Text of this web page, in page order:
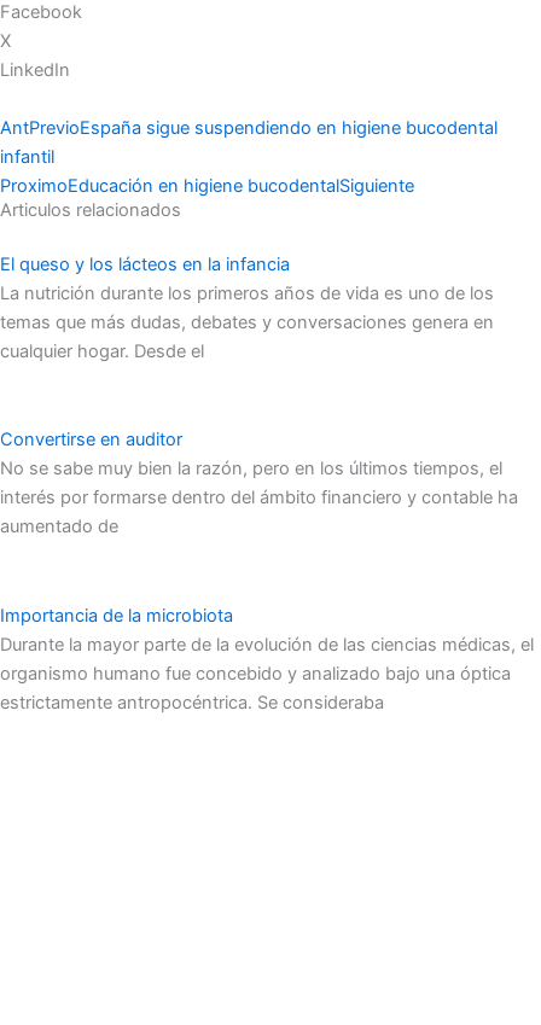
Facebook
X
LinkedIn
AntPrevioEspaña sigue suspendiendo en higiene bucodental
infantil
ProximoEducación en higiene bucodentalSiguiente
Articulos relacionados
El queso y los lácteos en la infancia
La nutrición durante los primeros años de vida es uno de los
temas que más dudas, debates y conversaciones genera en
cualquier hogar. Desde el
Convertirse en auditor
No se sabe muy bien la razón, pero en los últimos tiempos, el
interés por formarse dentro del ámbito financiero y contable ha
aumentado de
Importancia de la microbiota
Durante la mayor parte de la evolución de las ciencias médicas, el
organismo humano fue concebido y analizado bajo una óptica
estrictamente antropocéntrica. Se consideraba